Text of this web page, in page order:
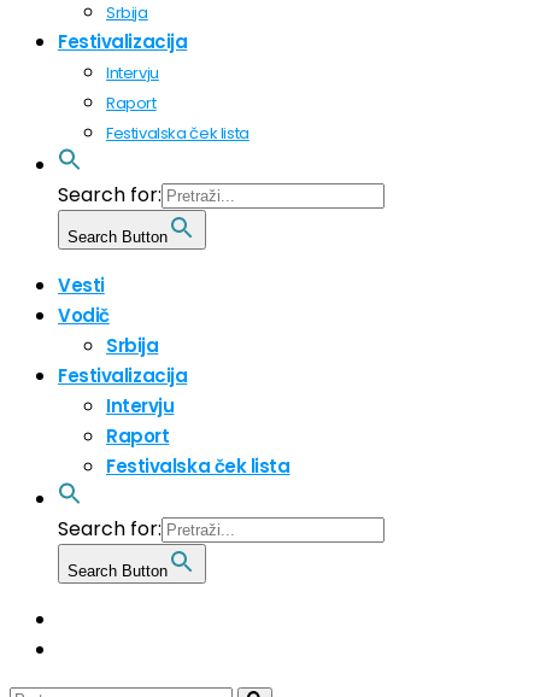
Srbija
Festivalizacija
Intervju
Raport
Festivalska ček lista
Search for:
Search Button
Vesti
Vodič
Srbija
Festivalizacija
Intervju
Raport
Festivalska ček lista
Search for:
Search Button